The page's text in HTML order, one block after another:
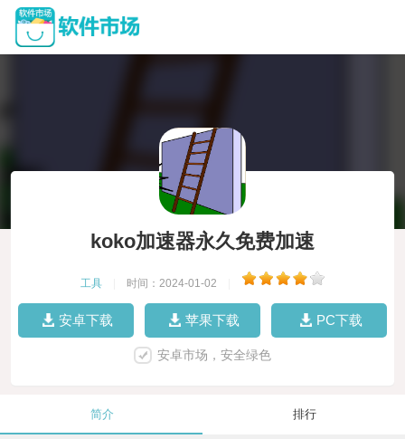
koko加速器永久免费加速
工具 时间：2024-01-02
安卓下载 苹果下载 PC下载
安卓市场，安全绿色
简介 排行